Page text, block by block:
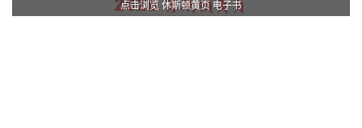
点击浏览 休斯顿黄页 电子书